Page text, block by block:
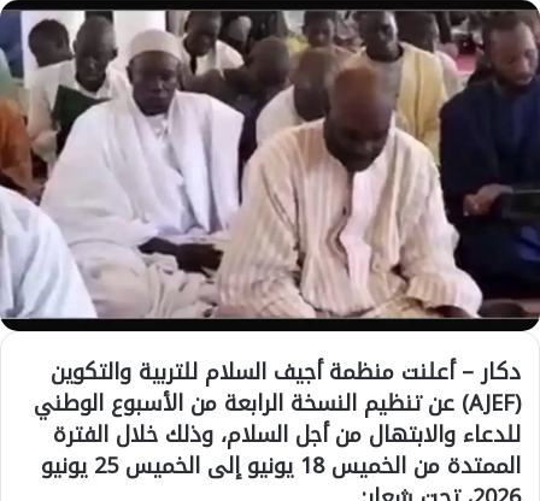
دكار –أعلنت منظمةأجيف السلام للتربية والتكوين
(AJEF) عن تنظيم النسخة الرابعة من الأسبوع الوطني
للدعاء والابتهال من أجل السلام، وذلك خلال الفترة
الممتدة من الخميس 18 يونيو إلى الخميس 25 يونيو